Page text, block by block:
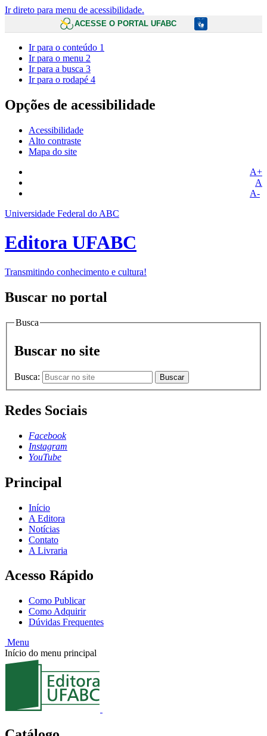
Ir direto para menu de acessibilidade.
ACESSE O PORTAL UFABC
Ir para o conteúdo 1
Ir para o menu 2
Ir para a busca 3
Ir para o rodapé 4
Opções de acessibilidade
Acessibilidade
Alto contraste
Mapa do site
A+
A
A-
Universidade Federal do ABC
Editora UFABC
Transmitindo conhecimento e cultura!
Buscar no portal
Busca
Buscar no site
Busca: Buscar
Redes Sociais
Facebook
Instagram
YouTube
Principal
Início
A Editora
Notícias
Contato
A Livraria
Acesso Rápido
Como Publicar
Como Adquirir
Dúvidas Frequentes
Menu
Início do menu principal